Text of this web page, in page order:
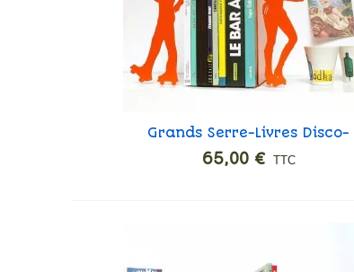
Ajouter
Grands Serre-Livres Disco-
Rollers
65,00 € TTC